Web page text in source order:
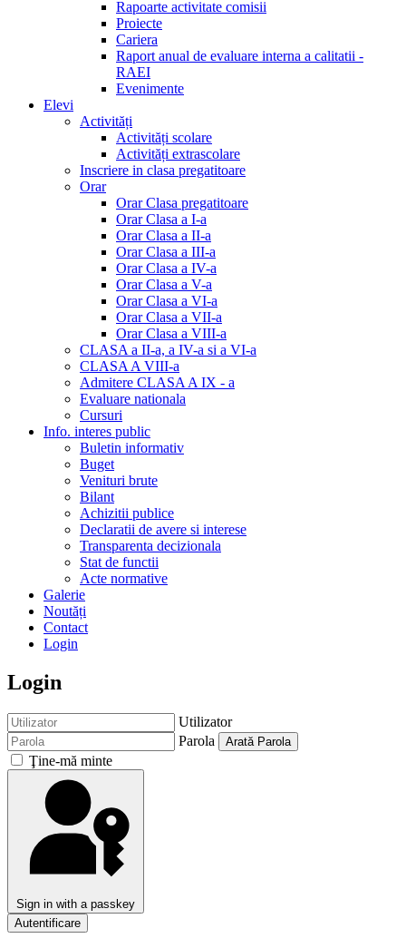
Rapoarte activitate comisii
Proiecte
Cariera
Raport anual de evaluare interna a calitatii -
RAEI
Evenimente
Elevi
Activități
Activități scolare
Activități extrascolare
Inscriere in clasa pregatitoare
Orar
Orar Clasa pregatitoare
Orar Clasa a I-a
Orar Clasa a II-a
Orar Clasa a III-a
Orar Clasa a IV-a
Orar Clasa a V-a
Orar Clasa a VI-a
Orar Clasa a VII-a
Orar Clasa a VIII-a
CLASA a II-a, a IV-a si a VI-a
CLASA A VIII-a
Admitere CLASA A IX - a
Evaluare nationala
Cursuri
Info. interes public
Buletin informativ
Buget
Venituri brute
Bilant
Achizitii publice
Declaratii de avere si interese
Transparenta decizionala
Stat de functii
Acte normative
Galerie
Noutăți
Contact
Login
Login
Utilizator
Parola
Arată Parola
Ţine-mă minte
Sign in with a passkey
Autentificare